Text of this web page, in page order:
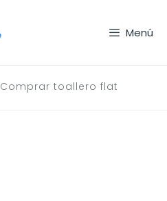
Menú
Comprar toallero flat